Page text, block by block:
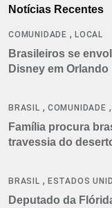
Notícias Recentes
COMUNIDADE , LOCAL
Brasileiros se
Disney em Orlando
BRASIL , COMUNIDADE ,
Família procura
travessia do
BRASIL , ESTADOS
Deputado da